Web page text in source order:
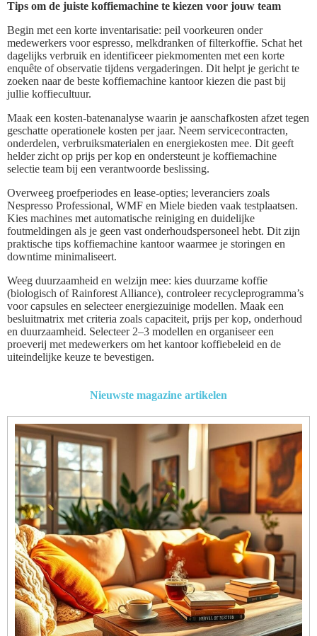
Tips om de juiste koffiemachine te kiezen voor jouw team
Begin met een korte inventarisatie: peil voorkeuren onder
medewerkers voor espresso, melkdranken of filterkoffie. Schat het
dagelijks verbruik en identificeer piekmomenten met een korte
enquête of observatie tijdens vergaderingen. Dit helpt je gericht te
zoeken naar de beste koffiemachine kantoor kiezen die past bij
jullie koffiecultuur.
Maak een kosten‑batenanalyse waarin je aanschafkosten afzet tegen
geschatte operationele kosten per jaar. Neem servicecontracten,
onderdelen, verbruiksmaterialen en energiekosten mee. Dit geeft
helder zicht op prijs per kop en ondersteunt je koffiemachine
selectie team bij een verantwoorde beslissing.
Overweeg proefperiodes en lease-opties; leveranciers zoals
Nespresso Professional, WMF en Miele bieden vaak testplaatsen.
Kies machines met automatische reiniging en duidelijke
foutmeldingen als je geen vast onderhoudspersoneel hebt. Dit zijn
praktische tips koffiemachine kantoor waarmee je storingen en
downtime minimaliseert.
Weeg duurzaamheid en welzijn mee: kies duurzame koffie
(biologisch of Rainforest Alliance), controleer recycleprogramma’s
voor capsules en selecteer energiezuinige modellen. Maak een
besluitmatrix met criteria zoals capaciteit, prijs per kop, onderhoud
en duurzaamheid. Selecteer 2–3 modellen en organiseer een
proeverij met medewerkers om het kantoor koffiebeleid en de
uiteindelijke keuze te bevestigen.
Nieuwste magazine artikelen